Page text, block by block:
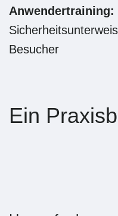
Anwendertraining:
Besucher
Ein